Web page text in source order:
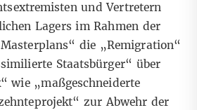
und Vertretern
Lagers im Rahmen der
die „Remigration“
Staatsbürger“ über
wie „maßgeschneiderte
zur Abwehr der